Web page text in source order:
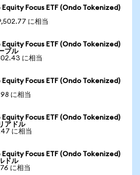
Focus ETF (Ondo Tokenized)
に相当
Equity Focus ETF (Ondo Tokenized)
ブル
に相当
Focus ETF (Ondo Tokenized)
に相当
Equity Focus ETF (Ondo Tokenized)
アドル
に相当
Focus ETF (Ondo Tokenized)
ドル
に相当